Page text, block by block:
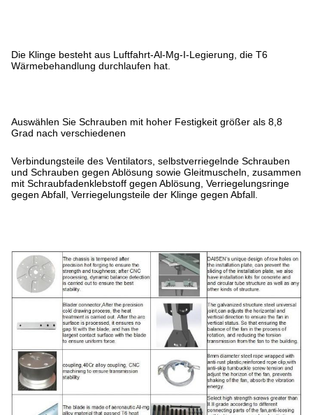
Die Klinge besteht aus Luftfahrt-Al-Mg-I-Legierung, die T6
Wärmebehandlung durchlaufen hat.
Auswählen Sie Schrauben mit hoher Festigkeit größer als 8,8
Grad nach verschiedenen
Verbindungsteile des Ventilators, selbstverriegelnde Schrauben
und Schrauben gegen Ablösung sowie Gleitmuscheln, zusammen
mit Schraubfadenklebstoff gegen Ablösung, Verriegelungsringe
gegen Abfall, Verriegelungsteile der Klinge gegen Abfall.